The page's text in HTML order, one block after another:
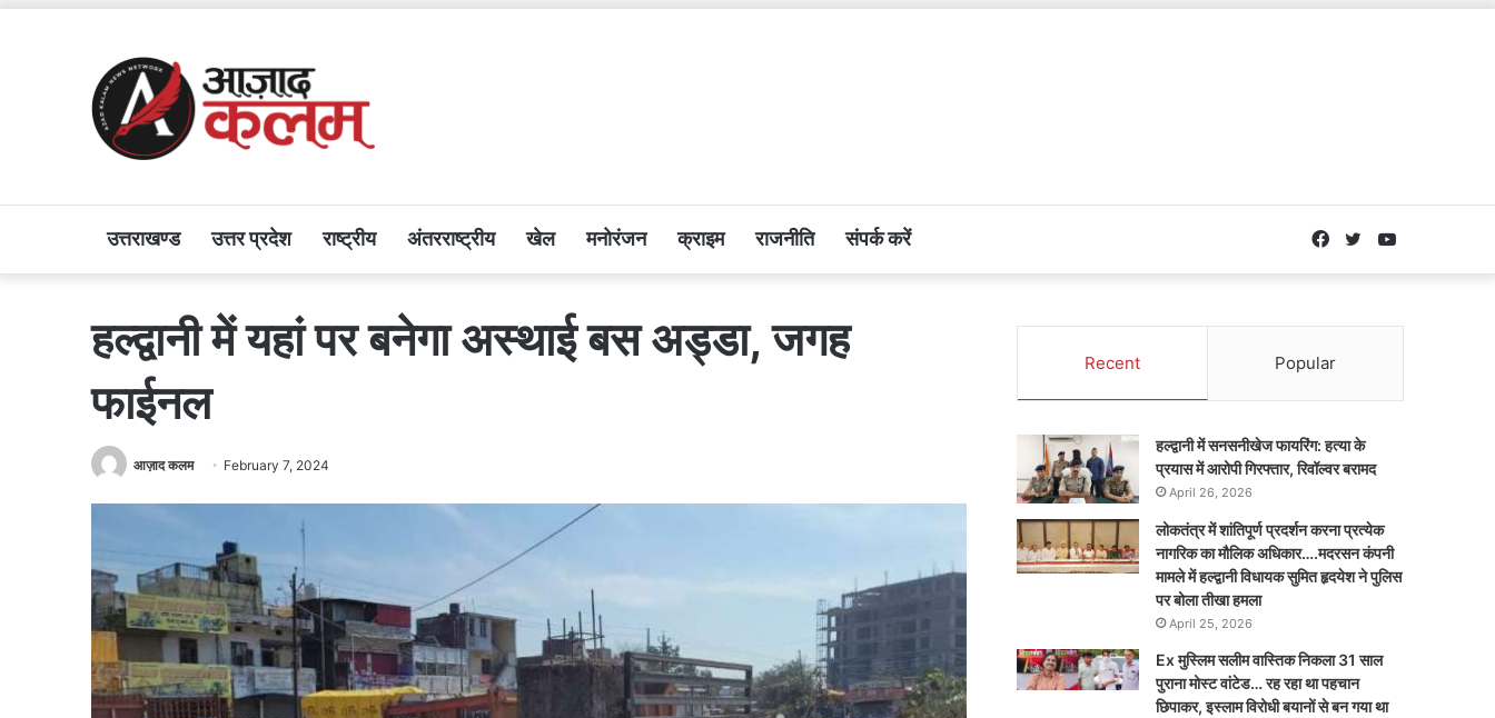
उत्तराखण्ड उत्तर प्रदेश राष्ट्रीय अंतरराष्ट्रीय खेल मनोरंजन क्राइम राजनीति संपर्क करें YouTube
Twitter
Facebook
हल्द्वानी में यहां पर बनेगा अस्थाई बस अड्डा, जगह
फाईनल
आज़ाद कलम February 7, 2024
Recent Popular
हल्द्वानी में सनसनीखेज फायरिंग: हत्या के
प्रयास में आरोपी गिरफ्तार, रिवॉल्वर बरामद
April 26, 2026
लोकतंत्र में शांतिपूर्ण प्रदर्शन करना प्रत्येक
नागरिक का मौलिक अधिकार….मदरसन कंपनी
मामले में हल्द्वानी विधायक सुमित हृदयेश ने पुलिस
पर बोला तीखा हमला
April 25, 2026
Ex मुस्लिम सलीम वास्तिक निकला 31 साल
पुराना मोस्ट वांटेड… रह रहा था पहचान
छिपाकर, इस्लाम विरोधी बयानों से बन गया था